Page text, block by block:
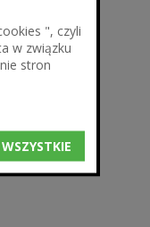
", czyli
w związku
stron